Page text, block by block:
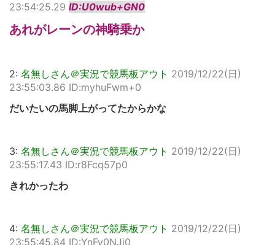
23:54:25.29 ID:U0wub+GN0
あれがレーンの神騎乗か
2: 名無しさん＠実況で競馬板アウト 2019/12/22(日)
23:55:03.86 ID:myhuFwm+0
だいたいの馬脚上がってたからかな
3: 名無しさん＠実況で競馬板アウト 2019/12/22(日)
23:55:17.43 ID:r8Fcq57p0
きれかったわ
4: 名無しさん＠実況で競馬板アウト 2019/12/22(日)
23:55:45.84 ID:YnFy0NJj0